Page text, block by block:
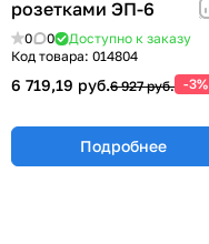
розетками ЭП-6
0 0
Доступно к заказу
Код товара: 014804
6 719,19 руб.6 927 руб. -3%
Подробнее